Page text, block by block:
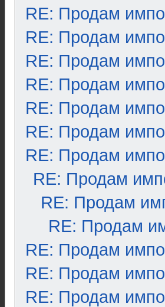
RE: Продам
RE: Продам
RE: Продам
RE: Продам
RE: Продам
RE: Продам
RE: Продам
RE: Продам
RE: Продам
RE: Продам
RE: Продам
RE: Продам
RE: Продам